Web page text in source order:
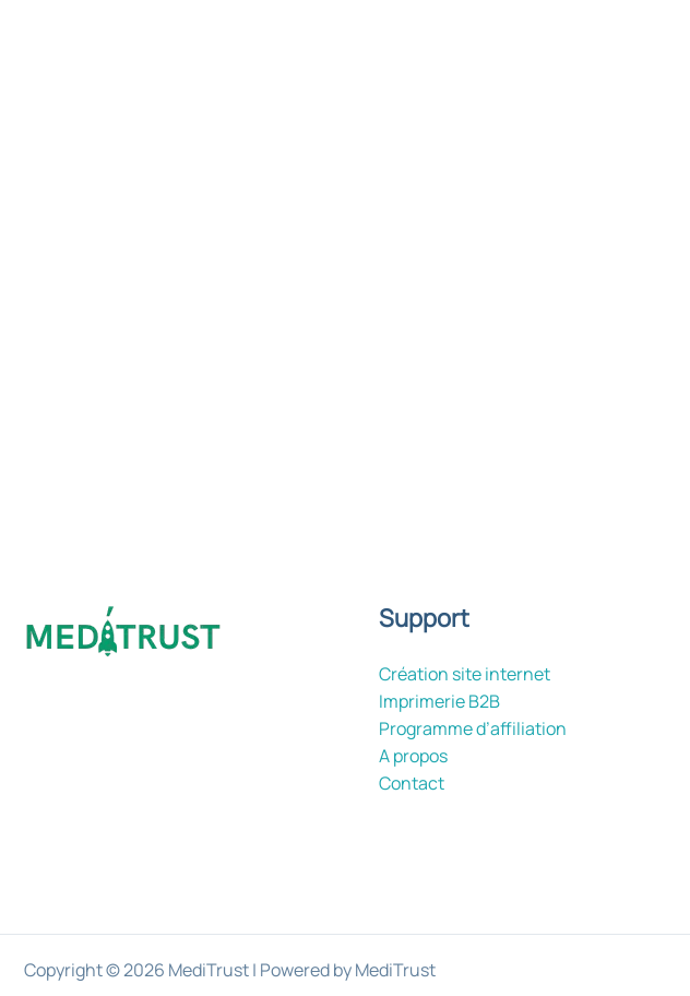
Support
Création site internet
Imprimerie B2B
Programme d’affiliation
A propos
Contact
Copyright © 2026 MediTrust | Powered by MediTrust